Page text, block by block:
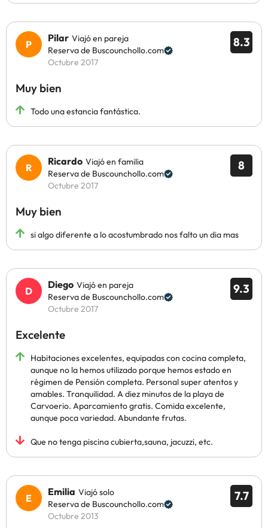
8.3
Pilar Viajó en pareja
Reserva de Buscounchollo.com
Octubre 2017
Muy bien
Todo una estancia fantástica.
8
Ricardo Viajó en familia
Reserva de Buscounchollo.com
Octubre 2017
Muy bien
si algo diferente a lo acostumbrado nos falto un dia mas
9.3
Diego Viajó en pareja
Reserva de Buscounchollo.com
Octubre 2017
Excelente
Habitaciones excelentes, equipadas con cocina completa,
aunque no la hemos utilizado porque hemos estado en
régimen de Pensión completa. Personal super atentos y
amables. Tranquilidad. A diez minutos de la playa de
Carvoerio. Aparcamiento gratis. Comida excelente,
aunque poca variedad. Abundante frutas.
Que no tenga piscina cubierta,sauna, jacuzzi, etc.
7.7
Emilia Viajó solo
Reserva de Buscounchollo.com
Octubre 2013